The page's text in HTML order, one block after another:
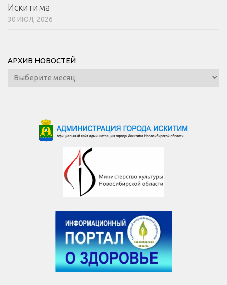
Искитима
30 ИЮЛ, 2026
АРХИВ НОВОСТЕЙ
Архив
новостей